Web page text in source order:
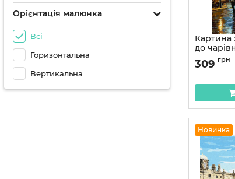
Орієнтація малюнка
Всі
Горизонтальна
Вертикальна
до
40*50 см
Артикул:
309 грн
Новинка